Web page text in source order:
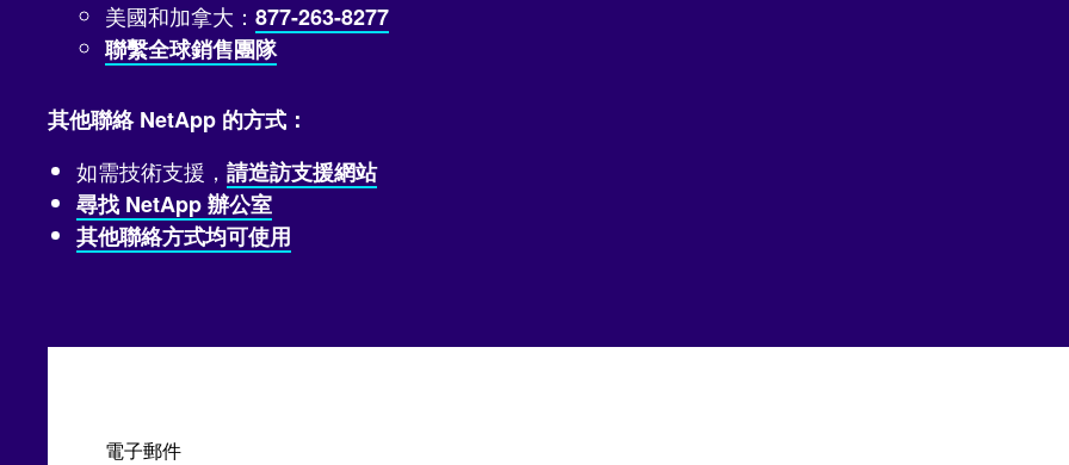
美國和加拿大： 877-263-8277
聯繫全球銷售團隊
其他聯絡 NetApp 的方式：
如需技術支援， 請造訪支援網站
尋找 NetApp 辦公室
其他聯絡方式均可使用
電子郵件